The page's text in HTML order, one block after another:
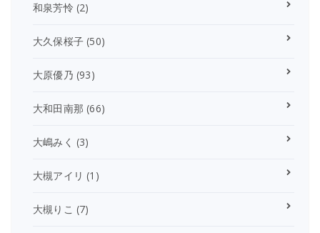
和泉芳怜 (2)
大久保桜子 (50)
大原優乃 (93)
大和田南那 (66)
大嶋みく (3)
大槻アイリ (1)
大槻りこ (7)